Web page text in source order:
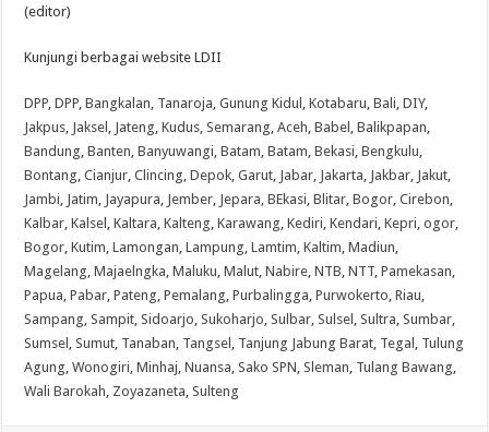
(editor)
Kunjungi berbagai website LDII
DPP ,DPP ,Bangkalan Tanaroja ,Gunung Kidul ,Kotabaru ,Bali ,DIY,
Jakpus Jaksel Jateng ,Kudus ,Semarang ,Aceh ,Babel ,Balikpapan
Bandung ,Banten ,Banyuwangi ,Batam ,Batam ,Bekasi ,Bengkulu
Bontang ,Cianjur ,Clincing ,Depok ,Garut Jabar Jakarta Jakbar Jakut
Jambi Jatim Jayapura Jember Jepara ,BEkasi ,Blitar ,Bogor ,Cirebon
Kalbar ,Kalsel ,Kaltara ,Kalteng ,Karawang ,Kediri ,Kendari ,Kepri ,ogor
Bogor ,Kutim ,Lamongan ,Lampung ,Lamtim ,Kaltim ,Madiun
Magelang ,Majaelngka ,Maluku ,Malut ,Nabire ,NTB ,NTT ,Pamekasan
Papua ,Pabar ,Pateng ,Pemalang ,Purbalingga ,Purwokerto ,Riau
Sampang ,Sampit ,Sidoarjo ,Sukoharjo ,Sulbar ,Sulsel ,Sultra ,Sumbar
Sumsel ,Sumut Tanaban Tangsel Tanjung Jabung Barat Tegal Tulung
Agung ,Wonogiri ,Minhaj ,Nuansa ,Sako SPN ,Sleman Tulang Bawang
Wali Barokah Zoyazaneta ,Sulteng